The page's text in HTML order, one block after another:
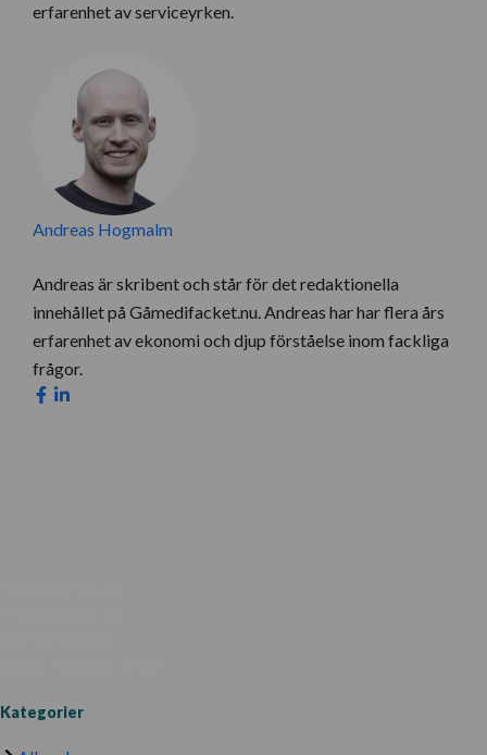
erfarenhet av serviceyrken.
Andreas Hogmalm
Andreas är skribent och står för det redaktionella
innehållet på Gåmedifacket.nu. Andreas har har flera års
erfarenhet av ekonomi och djup förståelse inom fackliga
frågor.
Kategorier